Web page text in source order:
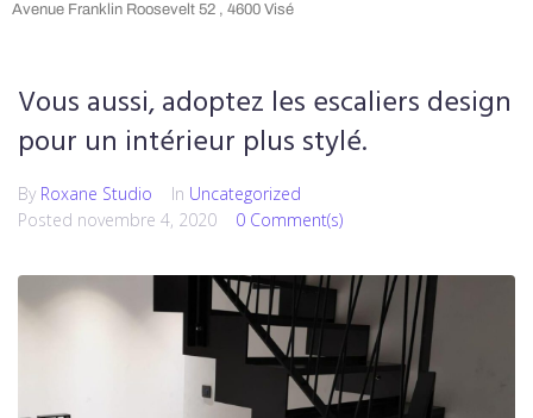
Avenue Franklin Roosevelt 52 , 4600 Visé
Vous aussi, adoptez les escaliers design
pour un intérieur plus stylé.
By Roxane Studio In Uncategorized
Posted novembre 4, 2020 0 Comment(s)